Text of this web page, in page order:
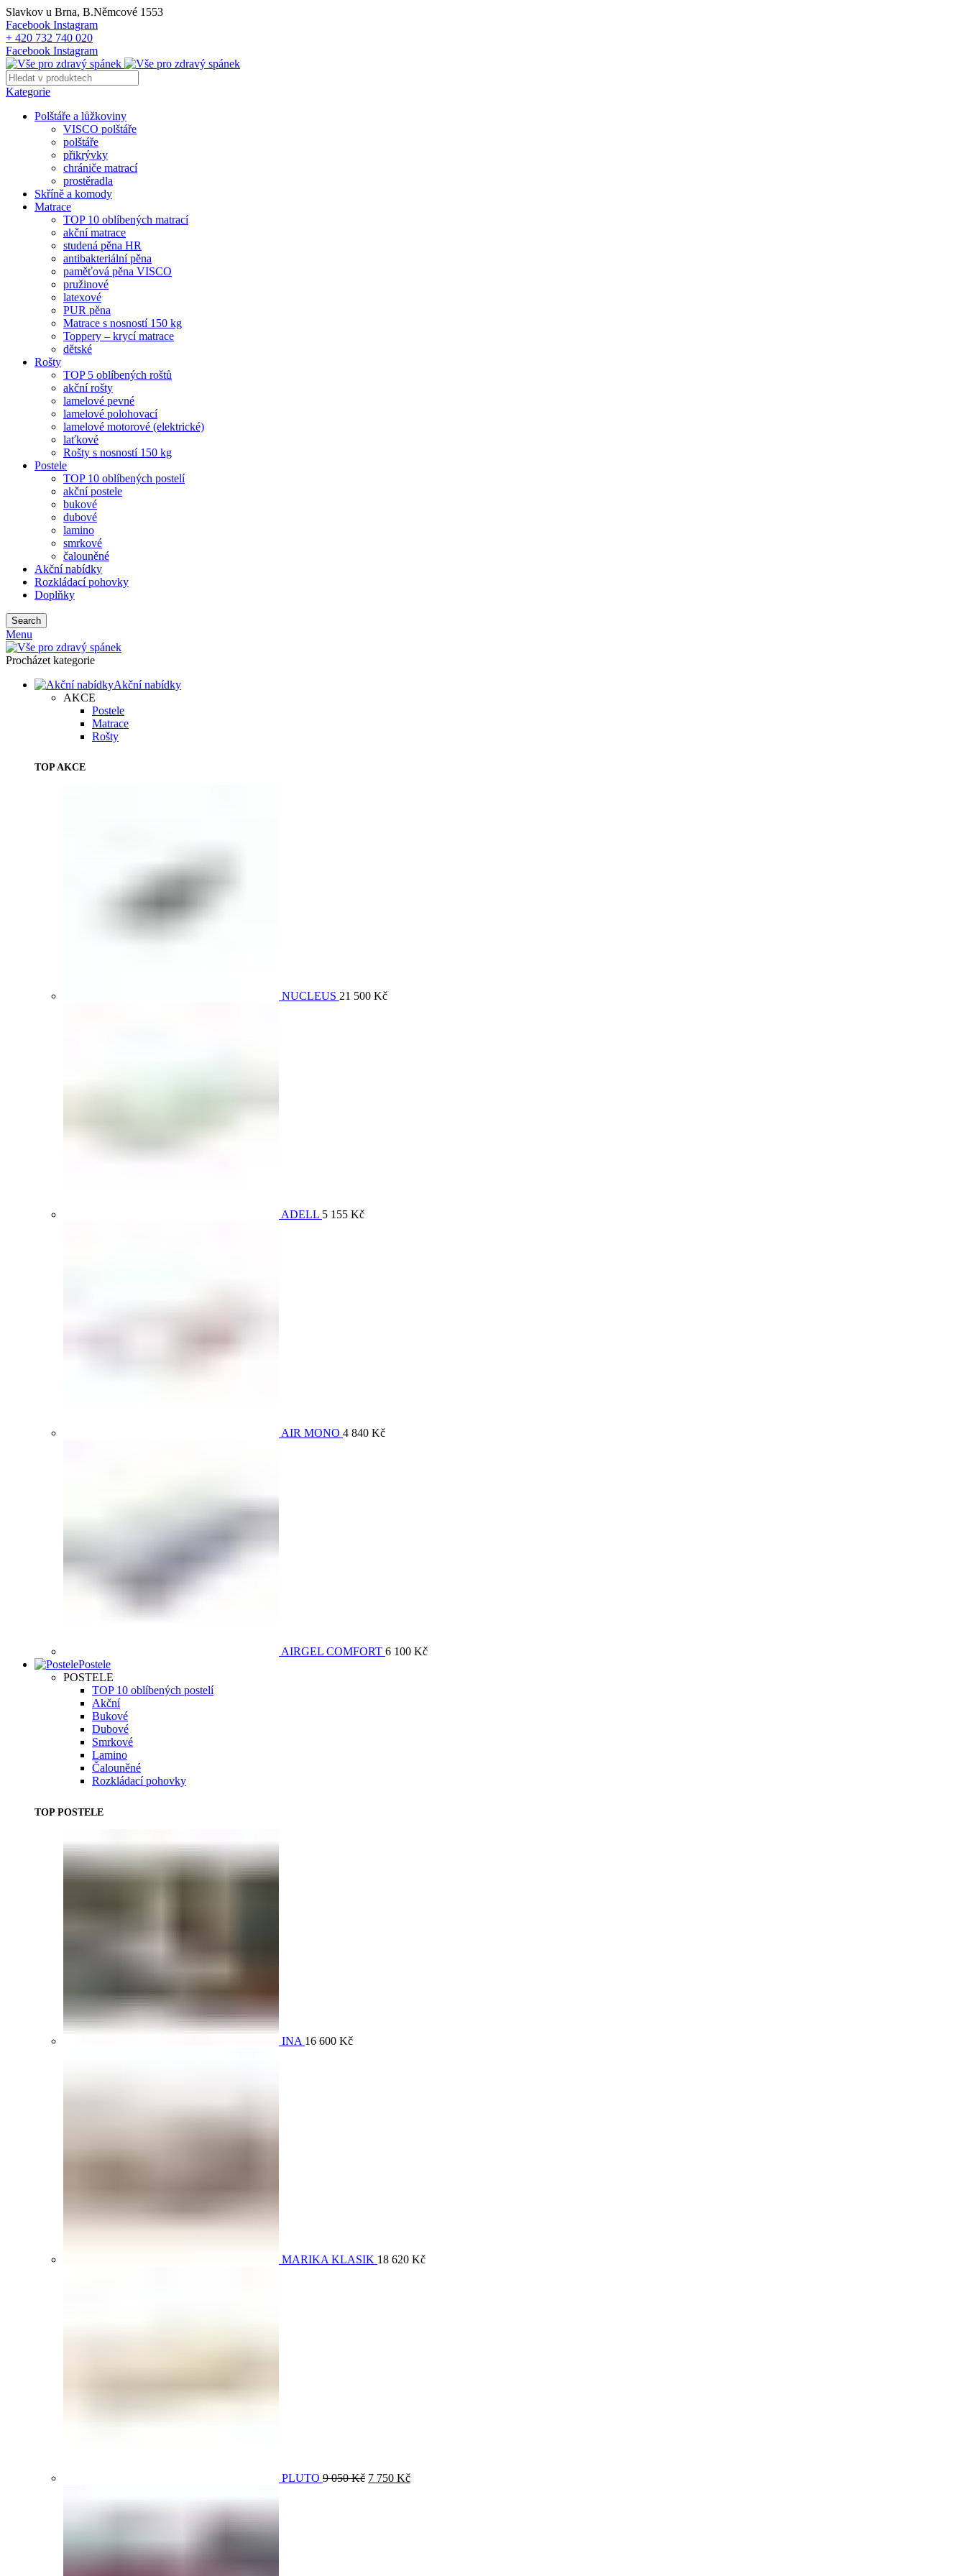
Slavkov u Brna, B.Němcové 1553
Facebook Instagram
+ 420 732 740 020
Facebook Instagram
Kategorie
Polštáře a lůžkoviny
VISCO polštáře
polštáře
přikrývky
chrániče matrací
prostěradla
Skříně a komody
Matrace
TOP 10 oblíbených matrací
akční matrace
studená pěna HR
antibakteriální pěna
paměťová pěna VISCO
pružinové
latexové
PUR pěna
Matrace s nosností 150 kg
Toppery – krycí matrace
dětské
Rošty
TOP 5 oblíbených roštů
akční rošty
lamelové pevné
lamelové polohovací
lamelové motorové (elektrické)
laťkové
Rošty s nosností 150 kg
Postele
TOP 10 oblíbených postelí
akční postele
bukové
dubové
lamino
smrkové
čalouněné
Akční nabídky
Rozkládací pohovky
Doplňky
Search
Menu
Procházet kategorie
Akční nabídky
AKCE
Postele
Matrace
Rošty
TOP AKCE
NUCLEUS 21 500 Kč
ADELL 5 155 Kč
AIR MONO 4 840 Kč
AIRGEL COMFORT 6 100 Kč
Postele
POSTELE
TOP 10 oblíbených postelí
Akční
Bukové
Dubové
Smrkové
Lamino
Čalouněné
Rozkládací pohovky
TOP POSTELE
INA 16 600 Kč
MARIKA KLASIK 18 620 Kč
PLUTO 9 050Kč 7 750 Kč